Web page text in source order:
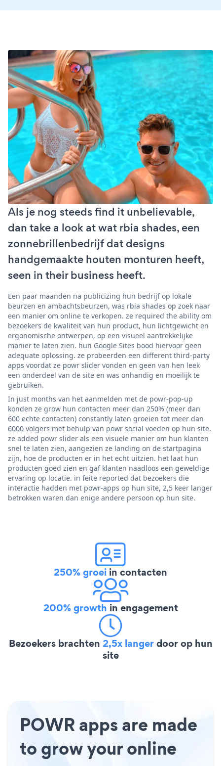
Als je nog steeds find it unbelievable,
dan take a look at wat rbia shades, een
zonnebrillenbedrijf dat designs
handgemaakte houten monturen heeft,
seen in their business heeft.
Een paar maanden na publicizing hun bedrijf op lokale
beurzen en ambachtsbeurzen, was rbia shades op zoek naar
een manier om online te verkopen. ze required the ability om
bezoekers de kwaliteit van hun product, hun lichtgewicht en
ergonomische ontwerpen, op een visueel aantrekkelijke
manier te laten zien. hun Google Sites bood hiervoor geen
adequate oplossing. ze probeerden een different third-party
apps voordat ze powr slider vonden en geen van hen leek
een onderdeel van de site en was onhandig en moeilijk te
gebruiken.
In just months van het aanmelden met de powr-pop-up
konden ze grow hun contacten meer dan 250% (meer dan
600 echte contacten) constantly laten groeien tot meer dan
6000 volgers met behulp van powr social voeden op hun site.
ze added powr slider als een visuele manier om hun klanten
snel te laten zien, aangezien ze landing on de startpagina
zijn, hoe de producten er in het echt uitzien. het laat hun
producten goed zien en gaf klanten naadloos een geweldige
ervaring op locatie. in feite reported dat bezoekers die
interactie hadden met powr-apps op hun site, 2,5 keer langer
betrokken waren dan enige andere persoon op hun site.
250% groei in contacten
200% growth in engagement
Bezoekers brachten 2,5x langerdoor op hun
site
POWR apps are made
to grow your online